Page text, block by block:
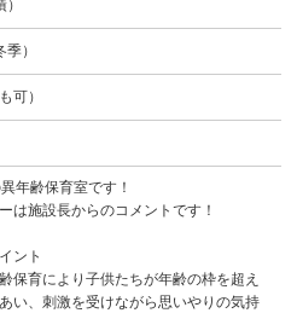
）
可）
年齢保育室です！
施設長からのコメントです！
ント
保育により子供たちが年齢の枠を超え
い、刺激を受けながら思いやりの気持